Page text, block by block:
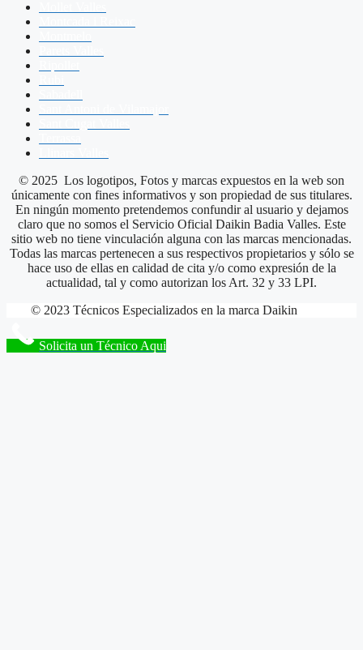
© 2025 Los logotipos, Fotos y marcas expuestos en la web son
únicamente con fines informativos y son propiedad de sus titulares.
En ningún momento pretendemos confundir al usuario y dejamos
claro que no somos el Servicio Oficial Daikin Badia Valles. Este
sitio web no tiene vinculación alguna con las marcas mencionadas.
Todas las marcas pertenecen a sus respectivos propietarios y sólo se
hace uso de ellas en calidad de cita y/o como expresión de la
actualidad, tal y como autorizan los Art. 32 y 33 LPI.
© 2023 Técnicos Especializados en la marca Daikin
Solicita un Técnico Aqui